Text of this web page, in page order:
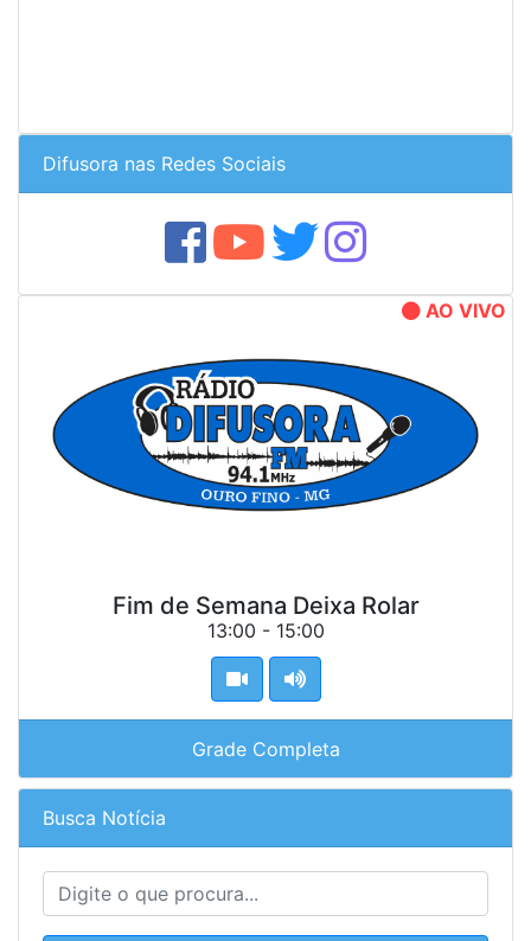
Difusora nas Redes Sociais
AO VIVO
Fim de Semana Deixa Rolar
13:00 - 15:00
Grade Completa
Busca Notícia